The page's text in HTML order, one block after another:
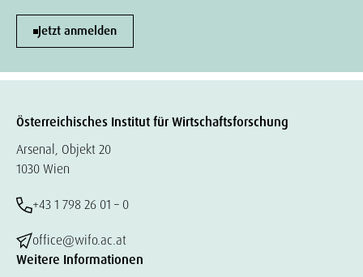
Jetzt anmelden
Österreichisches Institut für Wirtschaftsforschung
Arsenal, Objekt 20
1030 Wien
+43 1 798 26 01 – 0
office@wifo.ac.at
Weitere Informationen